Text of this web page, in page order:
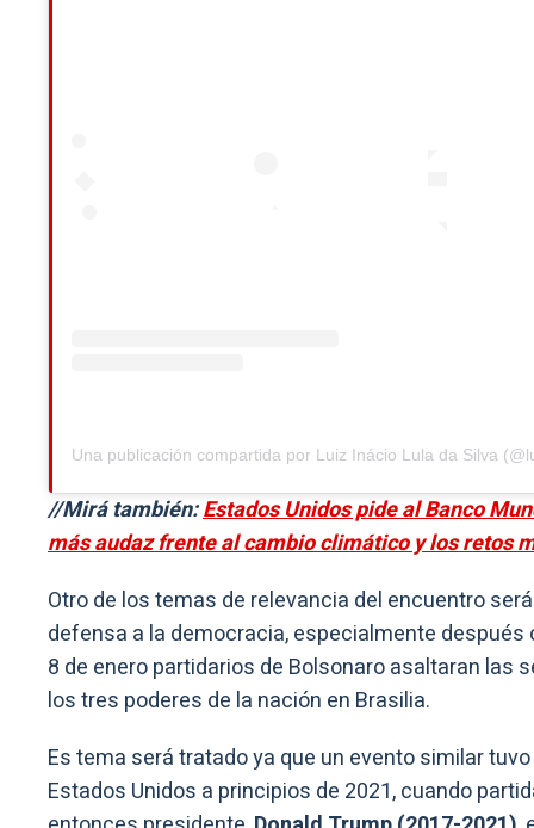
Una publicación compartida por Luiz Inácio Lula da Silva
//Mirá también:Estados Unidos pide al Banco
más audaz frente al cambio climático y los retos
Otro de los temas de relevancia del encuentro
defensa a la democracia, especialmente después
8 de enero partidarios de Bolsonaro asaltaran las
los tres poderes de la nación en Brasilia.
Es tema será tratado ya que un evento similar
Estados Unidos a principios de 2021, cuando